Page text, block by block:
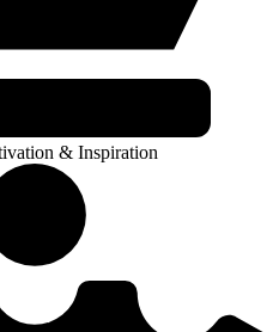
& Inspiration